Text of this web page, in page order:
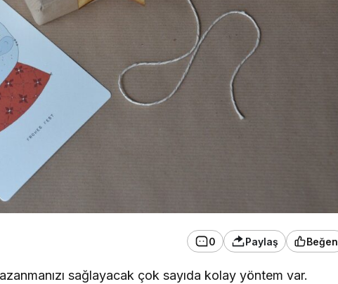
0 Paylaş Beğen
sağlayacak çok sayıda kolay yöntem var.